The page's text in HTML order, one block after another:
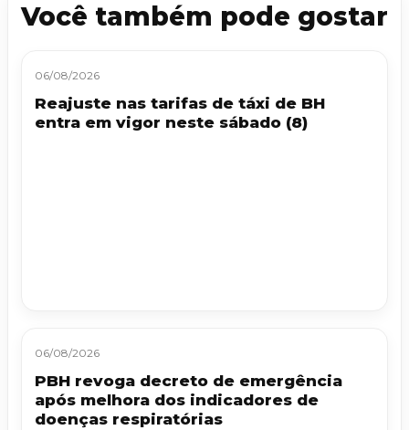
Você também pode gostar
06/08/2026
Reajuste nas tarifas de táxi de BH
entra em vigor neste sábado (8)
06/08/2026
PBH revoga decreto de emergência
após melhora dos indicadores de
doenças respiratórias